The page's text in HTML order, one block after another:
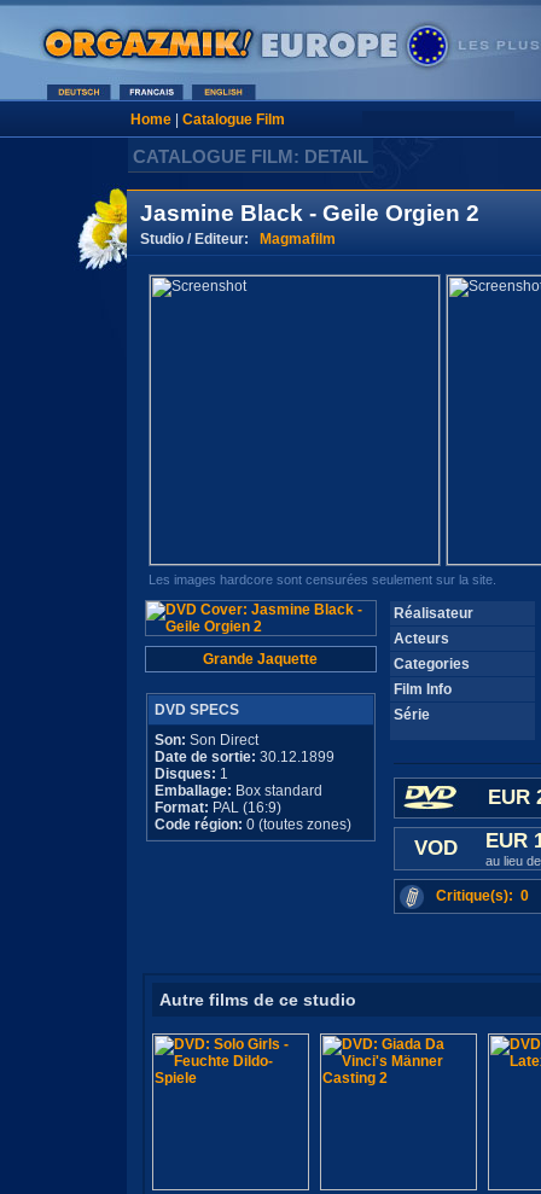
Home| Catalogue Film
CATALOGUE FILM: DETAIL
Jasmine Black - Geile Orgien 2
Studio / Editeur: Magmafilm
Les images hardcore sont censurées seulement sur la site.
Grande Jaquette
DVD SPECS
Son: Son Direct
Date de sortie: 30.12.1899
Disques: 1
Emballage: Box standard
Format: PAL (16:9)
Code région: 0 (toutes zones)
Réalisateur
Acteurs
Categories
Film Info
Série
EUR
VOD EUR
au lieu
Critique(s): 0
Autre films de ce studio